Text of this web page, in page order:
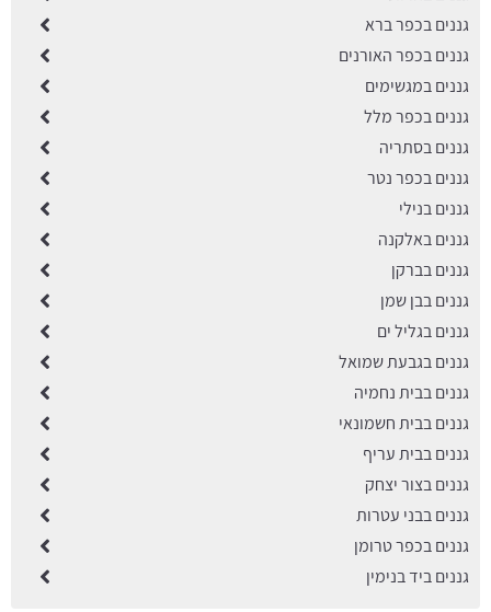
גננים בכפר ברא
גננים בכפר האורנים
גננים במגשימים
גננים בכפר מלל
גננים בסתריה
גננים בכפר נטר
גננים בנילי
גננים באלקנה
גננים בברקן
גננים בבן שמן
גננים בגליל ים
גננים בגבעת שמואל
גננים בבית נחמיה
גננים בבית חשמונאי
גננים בבית עריף
גננים בצור יצחק
גננים בבני עטרות
גננים בכפר טרומן
גננים ביד בנימין